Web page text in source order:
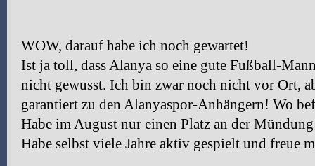
WOW, darauf habe ich noch gewartet!
Ist ja toll, dass Alanya so eine gute Fußball-
nicht gewusst. Ich bin zwar noch nicht vor Ort,
garantiert zu den Alanyaspor-Anhängern! Wo
Habe im August nur einen Platz an der
Habe selbst viele Jahre aktiv gespielt und freue